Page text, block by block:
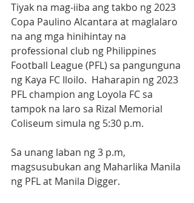
Tiyak na mag-iiba ang takbo ng 2023
Copa Paulino Alcantara at maglalaro
na ang mga hinihintay na
professional club ng Philippines
Football League (PFL) sa pangunguna
ng Kaya FC Iloilo.  Haharapin ng 2023
PFL champion ang Loyola FC sa
tampok na laro sa Rizal Memorial
Coliseum simula ng 5:30 p.m.
Sa unang laban ng 3 p.m,
magsusubukan ang Maharlika Manila
ng PFL at Manila Digger.